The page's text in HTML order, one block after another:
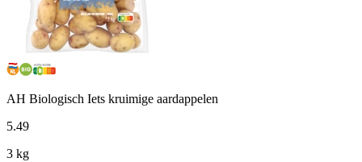
AH Biologisch Iets kruimige aardappelen
5.49
3 kg